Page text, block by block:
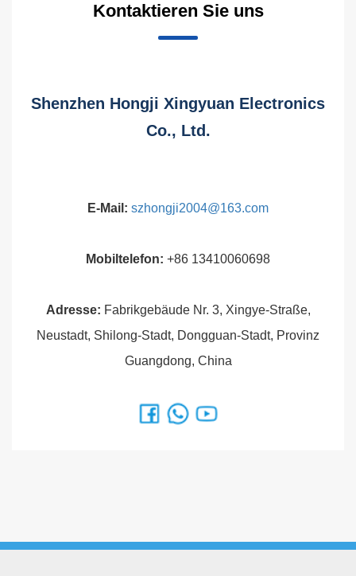
Kontaktieren Sie uns
Shenzhen Hongji Xingyuan Electronics
Co., Ltd.
E-Mail: szhongji2004@163.com
Mobiltelefon: +86 13410060698
Adresse: Fabrikgebäude Nr. 3, Xingye-Straße,
Neustadt, Shilong-Stadt, Dongguan-Stadt, Provinz
Guangdong, China